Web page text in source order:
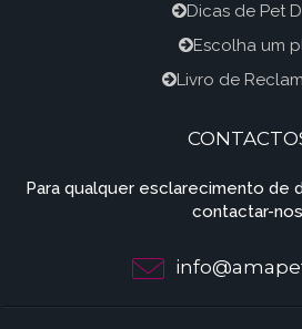
Dicas de Pet
Escolha um
Livro de
Para qualquer esclarecimento de
contactar-